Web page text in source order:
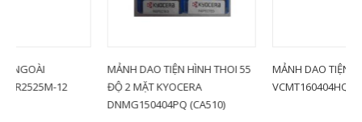
MẢNH DAO TIỆN HÌNH THOI 55
ĐỘ 2 MẶT KYOCERA
DNMG150404PQ (CA510)
MẢNH DAO TIỆN KYOCERA
VCMT160404HQ (TN60)